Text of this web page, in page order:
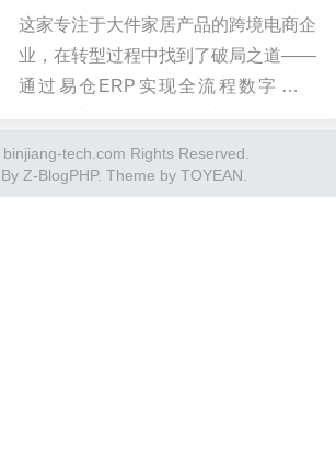
这家专注于大件家居产品的跨境电商企
业，在转型过程中找到了破局之道——
通过易仓ERP实现全流程数字化管
跨境电商企业实现了质的飞跃。通过易
仓ERP这样的专业跨境电商ERP...
tech.com Rights Reserved.
Z-BlogPHP. Theme by TOYEAN